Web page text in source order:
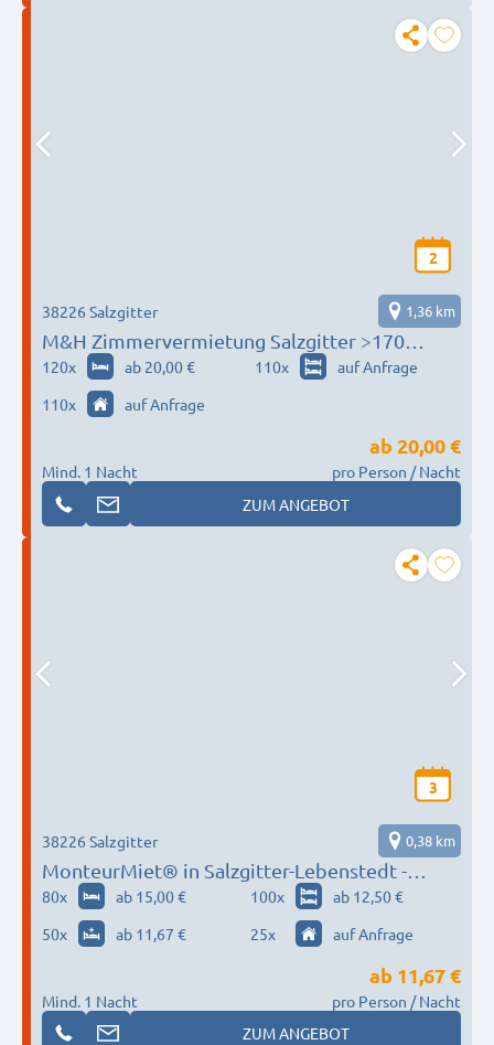
2
M&H Zimmervermietung Salzgitter >170
Personen
38226 Salzgitter 1,36 km
120x ab 20,00 € 110x
auf Anfrage
110x auf Anfrage
Mind. 1 Nacht
ab 20,00 €
pro Person / Nacht
ZUM ANGEBOT
3
MonteurMiet® in Salzgitter-Lebenstedt -
JETZT NEU!
38226 Salzgitter 0,38 km
80x ab 15,00 € 100x
ab 12,50 €
50x ab 11,67 € 25x auf Anfrage
Mind. 1 Nacht
ab 11,67 €
pro Person / Nacht
ZUM ANGEBOT